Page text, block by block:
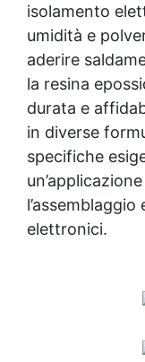
isolamento
umidità e
aderire
la resina
durata e
in diverse
specifiche
elettronici.